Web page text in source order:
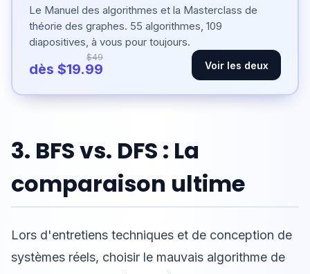
Le Manuel des algorithmes et la Masterclass de
théorie des graphes. 55 algorithmes, 109
diapositives, à vous pour toujours.
$49
dès $19.99 Voir les deux
3. BFS vs. DFS : La
comparaison ultime
Lors d'entretiens techniques et de conception de
systèmes réels, choisir le mauvais algorithme de